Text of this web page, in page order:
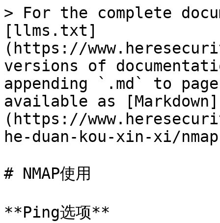
> For the complete
[llms.txt]
(https://
versions of
appending `.md` to
available as [Markdown]
(https://
he-duan-kou-xin-xi/
# NMAP使用
**Ping选项**